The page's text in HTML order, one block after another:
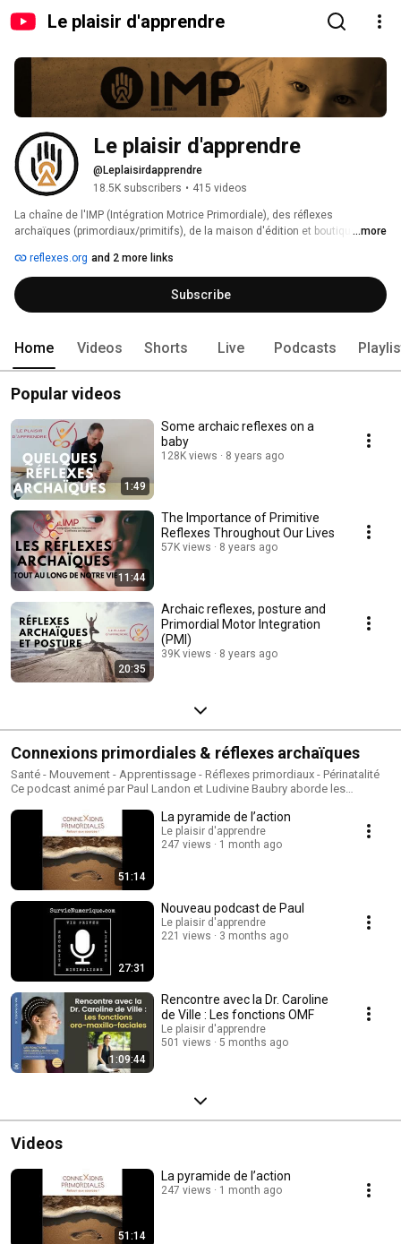
Le plaisir d'apprendre
Le plaisir d'apprendre
@Leplaisirdapprendre
18.5K subscribers • 415 videos
La chaîne de l'IMP (Intégration Motrice Primordiale), des réflexes
archaïques (primordiaux/primitifs), de la maison d'édition et boutique en
...more
reflexes.org and 2 more links
Subscribe
Home Videos Shorts Live Podcasts
Popular videos
1:49
Some archaic reflexes on a
baby
128K views 8 years ago
11:44
The Importance of Primitive
Reflexes Throughout Our Lives
57K views 8 years ago
20:35
Archaic reflexes, posture and
Primordial Motor Integration
(PMI)
39K views 8 years ago
Connexions primordiales & réflexes archaïques
Santé - Mouvement - Apprentissage - Réflexes primordiaux - Périnatalité
Ce podcast animé par Paul Landon et Ludivine Baubry aborde les
Centre de Formation le Plaisir d'Apprendre et formateurs
(https://www.apprendre.org) → Cocréateurs de l'IMP (Intégration Motrice
Primordiale) [https://www.reflexes.org ] → Propriétaires de la maison
d'édition (et boutique) Ressources Primordiales
(https://www.ressources-primordiales.fr).
51:14
La pyramide de l’action
Le plaisir d'apprendre
247 views
1 month ago
27:31
Nouveau podcast de Paul
Le plaisir d'apprendre
221 views
3 months ago
1:09:44
Rencontre avec la Dr. Caroline
de Ville : Les fonctions OMF
Le plaisir d'apprendre
501 views
5 months ago
Videos
51:14
La pyramide de l’action
247 views 1 month ago